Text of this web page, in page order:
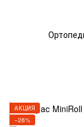
АКЦИЯ
−26%